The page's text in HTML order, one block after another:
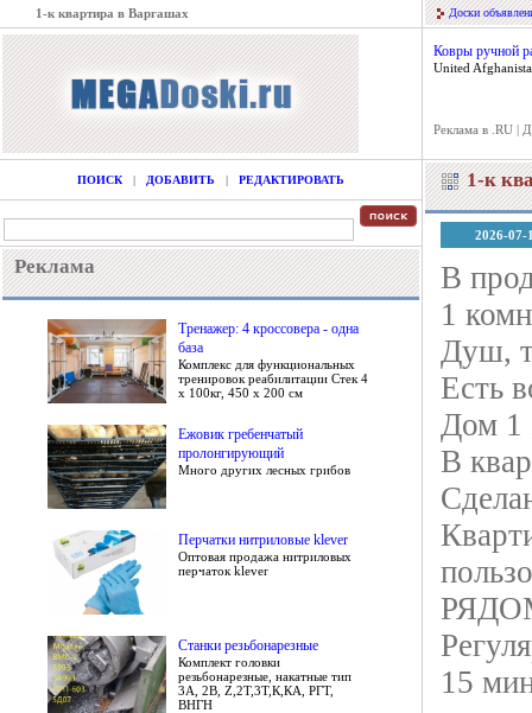
1-к квартира в Варгашах Доски
Ковры ручной
United
Реклама в .RU |
ПОИСК | ДОБАВИТЬ | РЕДАКТИРОВАТЬ
Реклама
Тренажер: 4 кроссовера - одна
база
Комплекс для функциональных
тренировок реабилитации Стек 4
х 100кг, 450 х 200 см
Ежовик гребенчатый
пролонгирующий
Много других лесных грибов
Перчатки нитриловые klever
Оптовая продажа нитриловых
перчаток klever
Станки резьбонарезные
Комплект головки
резьбонарезные, накатные тип
3А, 2В, Z,2Т,3Т,К,КА, РГТ,
ВНГН
1-к
2026-07-
В
1
Душ,
Есть
Дом 1
В
15